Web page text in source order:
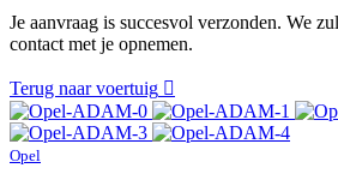
Je aanvraag is succesvol verzonden. We
contact met je opnemen.
Terug naar voertuig
Opel